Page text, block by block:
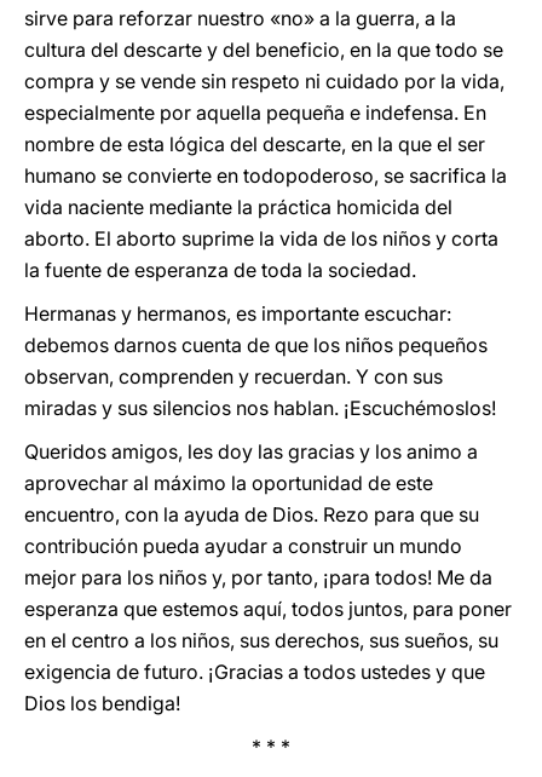
sirve para reforzar nuestro «no» a la guerra, a la
cultura del descarte y del beneficio, en la que todo se
compra y se vende sin respeto ni cuidado por la vida,
especialmente por aquella pequeña e indefensa. En
nombre de esta lógica del descarte, en la que el ser
humano se convierte en todopoderoso, se sacrifica la
vida naciente mediante la práctica homicida del
aborto. El aborto suprime la vida de los niños y corta
la fuente de esperanza de toda la sociedad.
Hermanas y hermanos, es importante escuchar:
debemos darnos cuenta de que los niños pequeños
observan, comprenden y recuerdan. Y con sus
miradas y sus silencios nos hablan. ¡Escuchémoslos!
Queridos amigos, les doy las gracias y los animo a
aprovechar al máximo la oportunidad de este
encuentro, con la ayuda de Dios. Rezo para que su
contribución pueda ayudar a construir un mundo
mejor para los niños y, por tanto, ¡para todos! Me da
esperanza que estemos aquí, todos juntos, para poner
en el centro a los niños, sus derechos, sus sueños, su
exigencia de futuro. ¡Gracias a todos ustedes y que
Dios los bendiga!
* * *